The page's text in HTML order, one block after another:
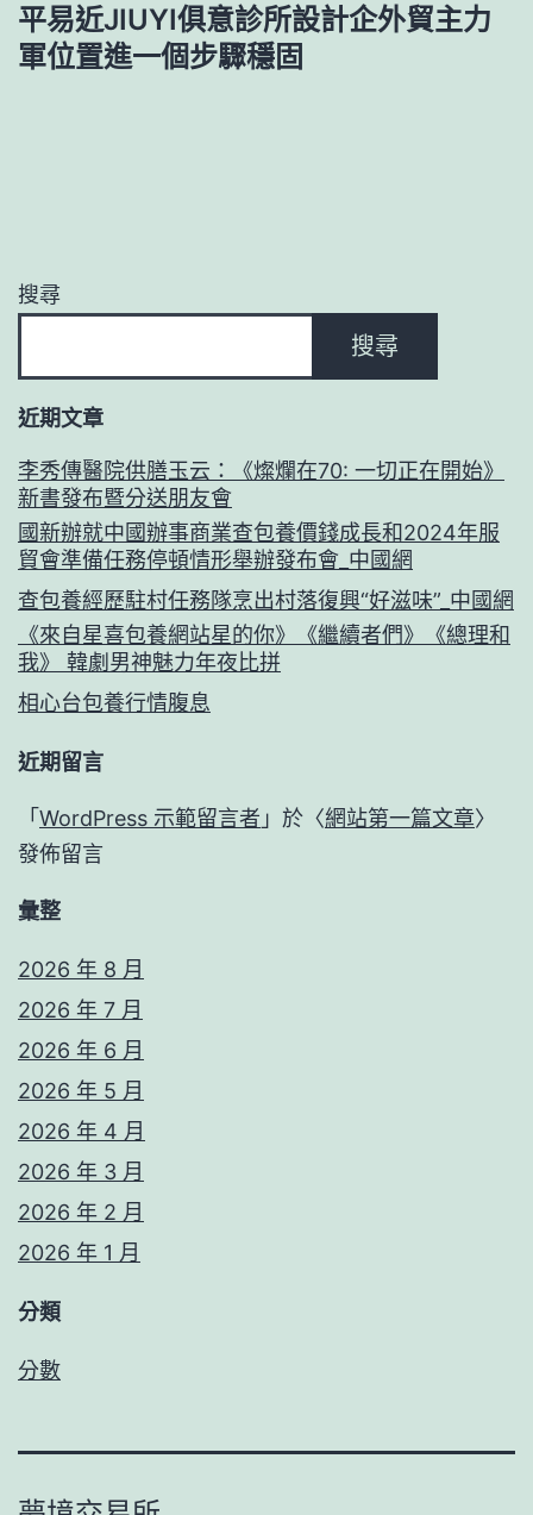
平易近JIUYI俱意診所設計企外貿主力
軍位置進一個步驟穩固
搜尋
搜尋
近期文章
李秀傳醫院供膳玉云：《燦爛在70: 一切正在開始》
新書發布暨分送朋友會
國新辦就中國辦事商業查包養價錢成長和2024年服
貿會準備任務停頓情形舉辦發布會_中國網
查包養經歷駐村任務隊烹出村落復興“好滋味”_中國網
《來自星喜包養網站星的你》《繼續者們》《總理和
我》 韓劇男神魅力年夜比拼
相心台包養行情腹息
近期留言
「 WordPress 示範留言者 」於〈網站第一篇文章〉
發佈留言
彙整
2026 年 8 月
2026 年 7 月
2026 年 6 月
2026 年 5 月
2026 年 4 月
2026 年 3 月
2026 年 2 月
2026 年 1 月
分類
分數